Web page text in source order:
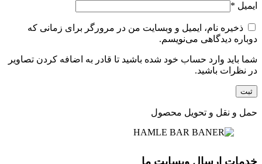
ایمیل *
ذخیره نام، ایمیل و وبسایت من در مرورگر برای زمانی که
دوباره دیدگاهی می‌نویسم.
شما باید وارد حساب خود شده باشید تا قادر به اضافه کردن تصاویر
در نظرات باشید.
حمل و نقل و تحویل محصول
خدمات ارسال وبسایت ما